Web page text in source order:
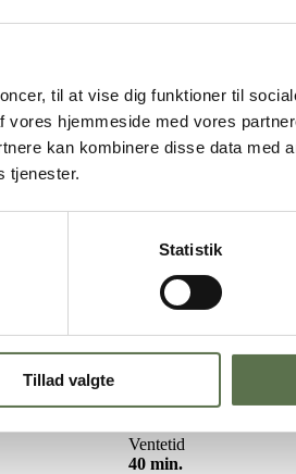
til at vise dig funktioner til
hjemmeside med vores
kan kombinere disse data med
tjenester.
Statistik
Tillad valgte
toppet med en lækkerostecreme Et
med stykker af hvid chokolade, men
Følg opskriften nedenfor. God
Ventetid
40 min.